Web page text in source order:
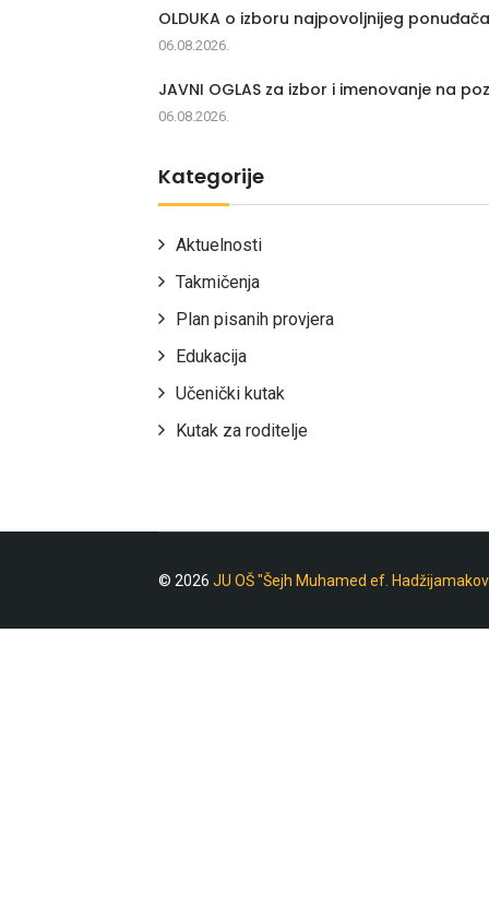
OLDUKA o izboru najpovoljnijeg
06.08.2026.
JAVNI OGLAS za izbor i imenovanje na
06.08.2026.
Kategorije
Aktuelnosti
Takmičenja
Plan pisanih provjera
Edukacija
Učenički kutak
Kutak za roditelje
© 2026 JU OŠ "Šejh Muhamed ef.